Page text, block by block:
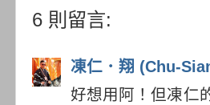
6 則留言:
凍仁．翔 (Chu-
好想用阿！但凍仁